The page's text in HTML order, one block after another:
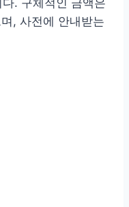
, 사전에 안내받는